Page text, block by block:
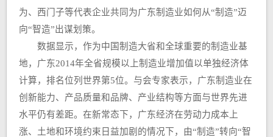
为、西门子等代表企业共同为广东制造业如何从“制造”迈
向“智造”出谋划策。
数据显示，作为中国制造大省和全球重要的制造业基
地，广东2014年全省规模以上制造业增加值以单独经济体
计算，排名位列世界第5位。与会专家表示，广东制造业在
创新能力、产品质量和品牌、产业结构等方面与世界先进
水平仍有差距。在新常态下，广东经济在劳动力成本上
涨、土地和环境约束日益加剧的情况下，由“制造”转向“智